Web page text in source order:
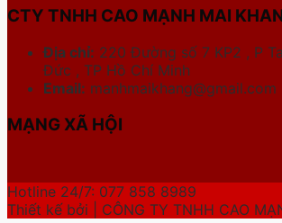
CTY TNHH CAO MẠNH MAI
Địa chỉ: 220 Đường số 7 KP2 , P
Đức , TP Hồ Chí Minh
Email: manhmaikhang@gmail.com
MẠNG XÃ HỘI
Hotline 24/7: 077 858 8989
Thiết kế bởi | CÔNG TY TNHH CAO